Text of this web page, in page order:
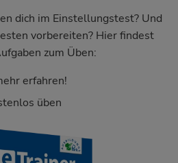
dich im Einstellungstest? Und
vorbereiten? Hier findest
zum Üben:
erfahren!
üben